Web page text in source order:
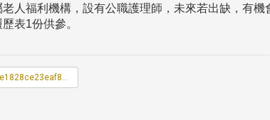
人福利機構，設有公職護理師，未來若出缺，有機
表1份供參。
95e2e1828ce23eaf8a444302e1a5a486_A21000600J_1150660327_doc1_Attach2.odt